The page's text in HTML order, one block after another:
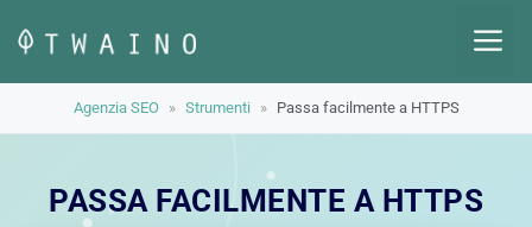
contenuto
Agenzia SEO » Strumenti » Passa facilmente a HTTPS
PASSA FACILMENTE A HTTPS